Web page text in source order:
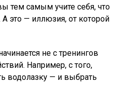
тем самым учите себя, что
это — иллюзия, от которой
не с тренингов
Например, с того,
водолазку — и выбрать